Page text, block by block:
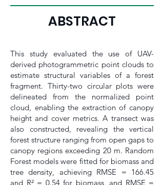
ABSTRACT
This study evaluated the use of UAV-
derived photogrammetric point clouds to
estimate structural variables of a forest
fragment. Thirty-two circular plots were
delineated from the normalized point
cloud, enabling the extraction of canopy
height and cover metrics. A transect was
also constructed, revealing the vertical
forest structure ranging from open gaps to
canopy regions exceeding 20 m. Random
Forest models were fitted for biomass and
tree density, achieving RMSE = 166.45
and R² = 0.54 for biomass, and RMSE =